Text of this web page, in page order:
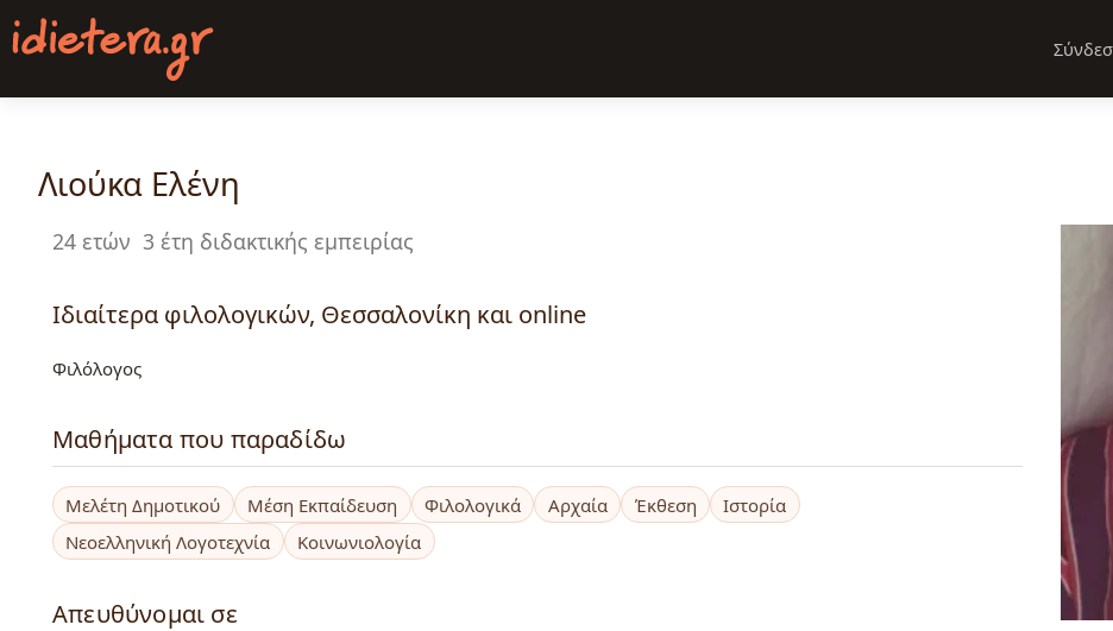
Παράκαμψη
προς
κυρίως
Λιούκα Ελένη
24 ετών 3 έτη διδακτικής εμπειρίας
Ιδιαίτερα φιλολογικών, Θεσσαλονίκη και online
Φιλόλογος
Μαθήματα που παραδίδω
Μελέτη Δημοτικού Μέση Εκπαίδευση Φιλολογικά Αρχαία Έκθεση
Ιστορία
Νεοελληνική Λογοτεχνία
Κοινωνιολογία
Απευθύνομαι σε